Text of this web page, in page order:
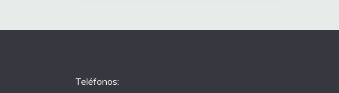
Teléfonos: